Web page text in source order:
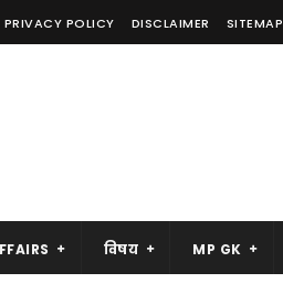
PRIVACY POLICY DISCLAIMER SITEMAP
विषय MP GK